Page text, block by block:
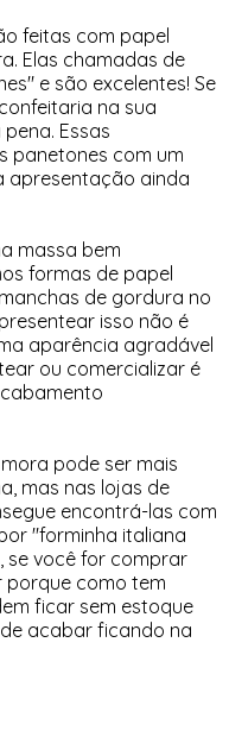
feitas com papel
Elas chamadas de
e são excelentes! Se
na sua
Essas
panetones com um
apresentação ainda
massa bem
formas de papel
de gordura no
isso não é
aparência agradável
ou comercializar é
pode ser mais
mas nas lojas de
encontrá-las com
"forminha italiana
se você for comprar
porque como tem
ficar sem estoque
acabar ficando na